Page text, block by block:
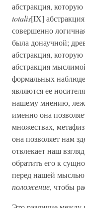
абстракция,
totalis[IX]
совершенно
была донаучной;
абстракция,
абстракция
формальных
являются ее
нашему мнению,
именно она
множествах,
она позволяет нам
отвлекает наш
обратить его к
перед нашей мыслью
положение, чтобы